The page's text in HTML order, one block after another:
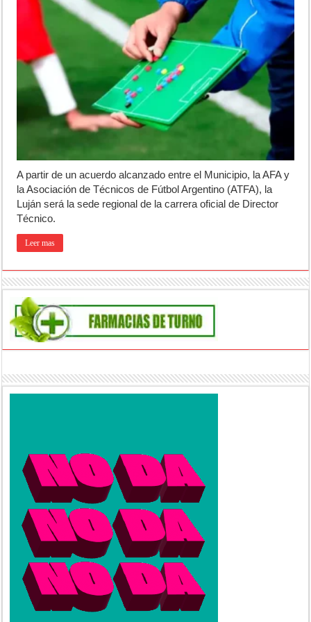
A partir de un acuerdo alcanzado entre el Municipio, la AFA y
la Asociación de Técnicos de Fútbol Argentino (ATFA), la
Luján será la sede regional de la carrera oficial de Director
Técnico.
Leer mas